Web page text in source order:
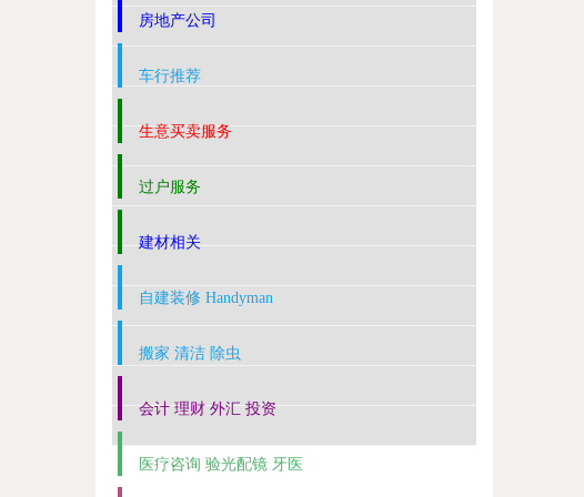
房地产公司
车行推荐
生意买卖服务
过户服务
建材相关
自建装修 Handyman
搬家 清洁 除虫
会计 理财 外汇 投资
医疗咨询 验光配镜 牙医